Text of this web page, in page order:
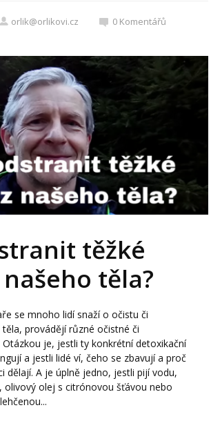
orlik@orlikovi.cz 0 Komentářů
těžké
těla?
se mnoho lidí snaží o očistu či
provádějí různé očistné či
Otázkou je, jestli ty konkrétní detoxikační
a jestli lidé ví, čeho se zbavují a proč
dělají. A je úplně jedno, jestli pijí vodu,
olivový olej s citrónovou šťávou nebo